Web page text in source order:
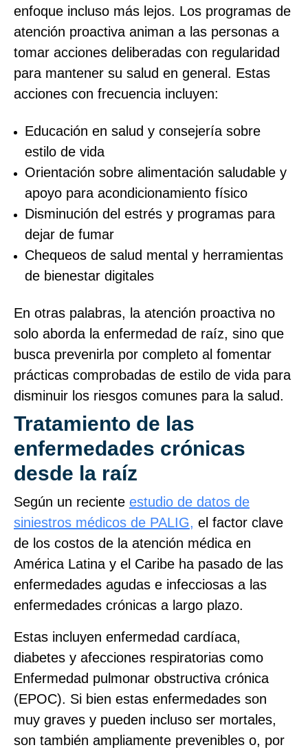
enfoque incluso más lejos. Los programas de
atención proactiva animan a las personas a
tomar acciones deliberadas con regularidad
para mantener su salud en general. Estas
acciones con frecuencia incluyen:
Educación en salud y consejería sobre
estilo de vida
Orientación sobre alimentación saludable y
apoyo para acondicionamiento físico
Disminución del estrés y programas para
dejar de fumar
Chequeos de salud mental y herramientas
de bienestar digitales
En otras palabras, la atención proactiva no
solo aborda la enfermedad de raíz, sino que
busca prevenirla por completo al fomentar
prácticas comprobadas de estilo de vida para
disminuir los riesgos comunes para la salud.
Tratamiento de las
enfermedades crónicas
desde la raíz
Según un reciente estudio de datos de
siniestros médicos de PALIG, el factor clave
de los costos de la atención médica en
América Latina y el Caribe ha pasado de las
enfermedades agudas e infecciosas a las
enfermedades crónicas a largo plazo.
Estas incluyen enfermedad cardíaca,
diabetes y afecciones respiratorias como
Enfermedad pulmonar obstructiva crónica
(EPOC). Si bien estas enfermedades son
muy graves y pueden incluso ser mortales,
son también ampliamente prevenibles o, por